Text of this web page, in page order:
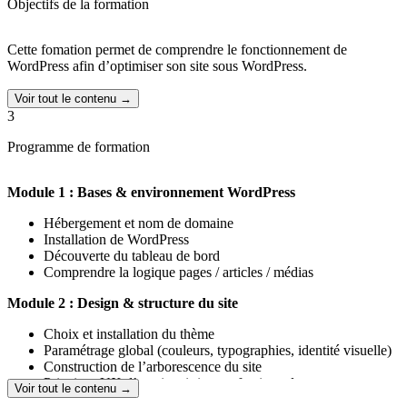
Objectifs de la formation
Cette fomation permet de comprendre le fonctionnement de
WordPress afin d’optimiser son site sous WordPress.
Voir tout le contenu →
3
Programme de formation
Module 1 : Bases & environnement WordPress
Hébergement et nom de domaine
Installation de WordPress
Découverte du tableau de bord
Comprendre la logique pages / articles / médias
Module 2 : Design & structure du site
Choix et installation du thème
Paramétrage global (couleurs, typographies, identité visuelle)
Construction de l’arborescence du site
Principes UX d’un site vitrine professionnel
Voir tout le contenu →